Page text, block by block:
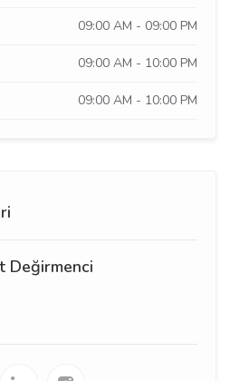
09:00 AM - 09:00 PM
09:00 AM - 10:00 PM
09:00 AM - 10:00 PM
Değirmenci